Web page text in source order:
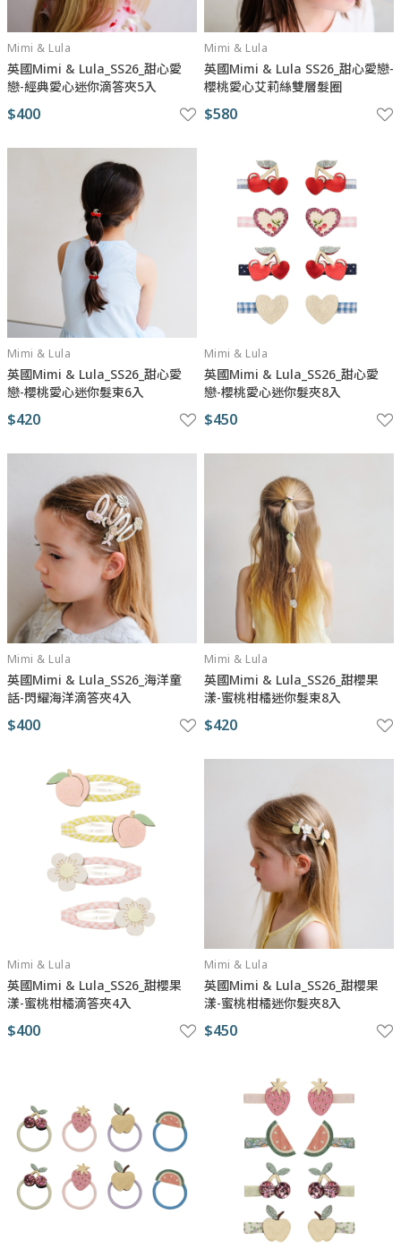
Mimi & Lula
英國Mimi & Lula_SS26_甜心愛
戀-經典愛心迷你滴答夾5入
$400
Mimi & Lula
英國Mimi & Lula SS26_甜心愛戀-
櫻桃愛心艾莉絲雙層髮圈
$580
Mimi & Lula
英國Mimi & Lula_SS26_甜心愛
戀-櫻桃愛心迷你髮束6入
$420
Mimi & Lula
英國Mimi & Lula_SS26_甜心愛
戀-櫻桃愛心迷你髮夾8入
$450
Mimi & Lula
英國Mimi & Lula_SS26_海洋童
話-閃耀海洋滴答夾4入
$400
Mimi & Lula
英國Mimi & Lula_SS26_甜櫻果
漾-蜜桃柑橘迷你髮束8入
$420
Mimi & Lula
英國Mimi & Lula_SS26_甜櫻果
漾-蜜桃柑橘滴答夾4入
$400
Mimi & Lula
英國Mimi & Lula_SS26_甜櫻果
漾-蜜桃柑橘迷你髮夾8入
$450